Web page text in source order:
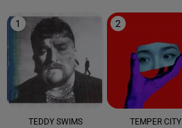
1
TEDDY SWIMS
2
TEMPER CITY